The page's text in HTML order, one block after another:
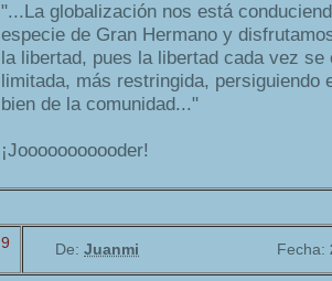
"...La globalización nos está
especie de Gran Hermano y
la libertad, pues la libertad cada vez se
limitada, más restringida, persiguiendo
bien de la comunidad..."
¡Jooooooooooder!
9 De: Juanmi Fecha: